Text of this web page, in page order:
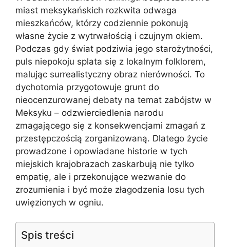
miast meksykańskich rozkwita odwaga
mieszkańców, którzy codziennie pokonują
własne życie z wytrwałością i czujnym okiem.
Podczas gdy świat podziwia jego starożytności,
puls niepokoju splata się z lokalnym folklorem,
malując surrealistyczny obraz nierówności. To
dychotomia przygotowuje grunt do
nieocenzurowanej debaty na temat zabójstw w
Meksyku – odzwierciedlenia narodu
zmagającego się z konsekwencjami zmagań z
przestępczością zorganizowaną. Dlatego życie
prowadzone i opowiadane historie w tych
miejskich krajobrazach zaskarbują nie tylko
empatię, ale i przekonujące wezwanie do
zrozumienia i być może złagodzenia losu tych
uwięzionych w ogniu.
Spis treści